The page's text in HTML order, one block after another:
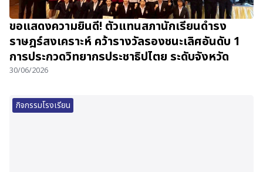
ขอแสดงความยินดี! ตัวแทนสภานักเรียนดำรง
ราษฎร์สงเคราะห์ คว้ารางวัลรองชนะเลิศอันดับ 1
การประกวดวิทยากรประชาธิปไตย ระดับจังหวัด
30/06/2026
กิจกรรมโรงเรียน